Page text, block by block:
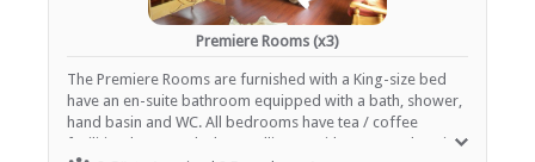
Kinderbetreuung / Babysitter-Service
Trockenreinigung
Gästelounge mit TV
Zimmerreinigung (täglich)
Wäscheservice
Safe (Rezeption)
Premiere Rooms (x3)
The Premiere Rooms are furnished with a King-size bed
have an en-suite bathroom equipped with a bath, shower,
hand basin and WC. All bedrooms have tea / coffee
facilities, heaters, desks, satellite TV with a comprehensive